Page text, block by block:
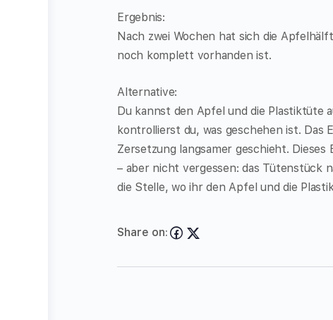
Ergebnis:
Nach zwei Wochen hat sich die
noch komplett vorhanden ist.
Alternative:
Du kannst den Apfel und die Plastiktüte
kontrollierst du, was geschehen ist. Das
Zersetzung langsamer geschieht.
– aber nicht vergessen: das Tütenstück
die Stelle, wo ihr den Apfel und die
Share on: